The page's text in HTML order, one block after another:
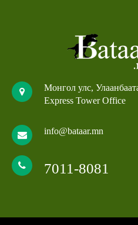
Монгол улс,
Express Tower Office
info@bataar.mn
7011-8081